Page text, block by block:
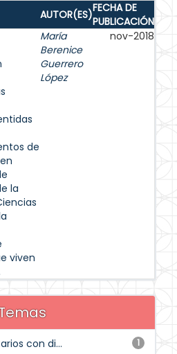
AUTOR(ES)FECHA DE
PUBLICACIÓN
de
la
viven
María
Berenice
Guerrero
López
nov-2018
1
con di...